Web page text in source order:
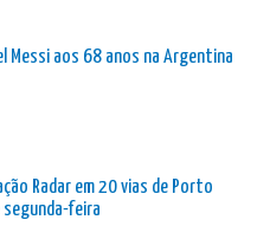
Messi aos 68 anos na Argentina
Radar em 20 vias de Porto
feira